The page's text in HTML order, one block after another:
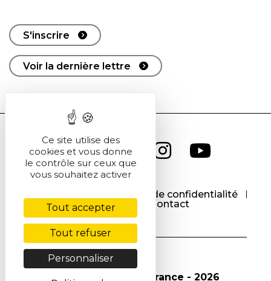
S'inscrire
Voir la dernière lettre
Politique de confidentialité
Cookies
Contact
© Société Chimique de France - 2026
Ce site utilise des
cookies et vous donne
le contrôle sur ceux que
vous souhaitez activer
Tout accepter
Tout refuser
Personnaliser